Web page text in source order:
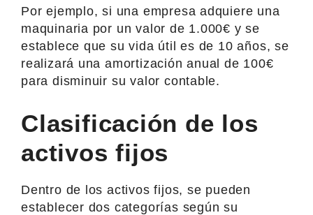
Por ejemplo, si una empresa adquiere una
maquinaria por un valor de 1.000€ y se
establece que su vida útil es de 10 años, se
realizará una amortización anual de 100€
para disminuir su valor contable.
Clasificación de los
activos fijos
Dentro de los activos fijos, se pueden
establecer dos categorías según su